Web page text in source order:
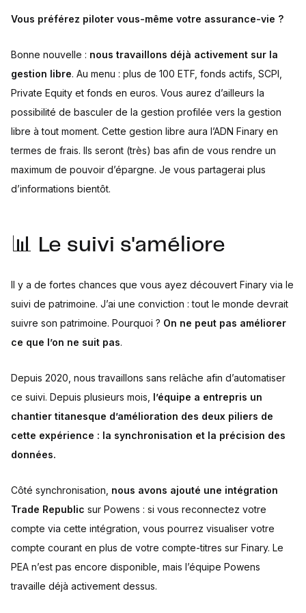
Vous préférez piloter vous-même votre assurance-vie ?
Bonne nouvelle : nous travaillons déjà activement sur la
gestion libre. Au menu : plus de 100 ETF, fonds actifs, SCPI,
Private Equity et fonds en euros. Vous aurez d’ailleurs la
possibilité de basculer de la gestion profilée vers la gestion
libre à tout moment. Cette gestion libre aura l’ADN Finary en
termes de frais. Ils seront (très) bas afin de vous rendre un
maximum de pouvoir d’épargne. Je vous partagerai plus
d’informations bientôt.
📊 Le suivi s'améliore
Il y a de fortes chances que vous ayez découvert Finary via le
suivi de patrimoine. J’ai une conviction : tout le monde devrait
suivre son patrimoine. Pourquoi ? On ne peut pas améliorer
ce que l’on ne suit pas.
Depuis 2020, nous travaillons sans relâche afin d’automatiser
ce suivi. Depuis plusieurs mois, l’équipe a entrepris un
chantier titanesque d’amélioration des deux piliers de
cette expérience : la synchronisation et la précision des
données.
Côté synchronisation, nous avons ajouté une intégration
Trade Republic sur Powens : si vous reconnectez votre
compte via cette intégration, vous pourrez visualiser votre
compte courant en plus de votre compte-titres sur Finary. Le
PEA n’est pas encore disponible, mais l’équipe Powens
travaille déjà activement dessus.